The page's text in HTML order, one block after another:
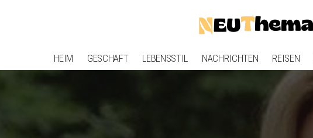
HEIM GESCHAFT LEBENSSTIL NACHRICHTEN REISEN